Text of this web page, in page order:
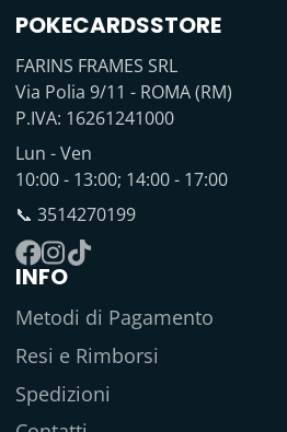
POKECARDSSTORE
FARINS FRAMES SRL
Via Polia 9/11 - ROMA (RM)
P.IVA: 16261241000
Lun - Ven
10:00 - 13:00; 14:00 - 17:00
📞 3514270199
Facebook
Instagram
TikTok
INFO
Metodi di Pagamento
Resi e Rimborsi
Spedizioni